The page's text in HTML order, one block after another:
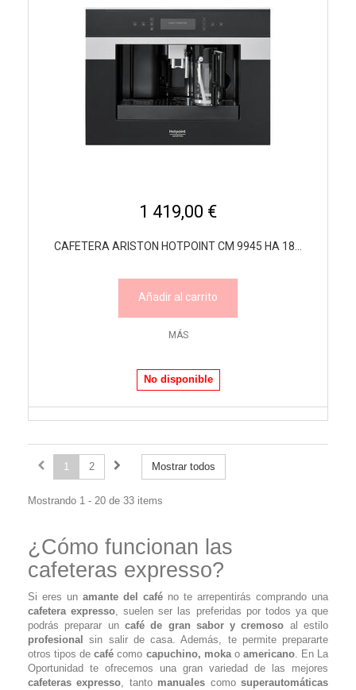
1 419,00 €
CAFETERA ARISTON HOTPOINT CM 9945 HA 18...
Añadir al carrito
MÁS
No disponible
Mostrar todos
1 2
Mostrando 1 - 20 de 33 items
¿Cómo funcionan las
cafeteras expresso?
Si eres un amante del café no te arrepentirás comprando una
cafetera expresso, suelen ser las preferidas por todos ya que
podrás preparar un café de gran sabor y cremoso al estilo
profesional
sin salir de casa. Además, te permite prepararte
otros tipos decafé como capuchino, mokao americano. En La
Oportunidad te ofrecemos una gran variedad de las mejores
cafeteras expresso, tanto manuales comosuperautomáticas